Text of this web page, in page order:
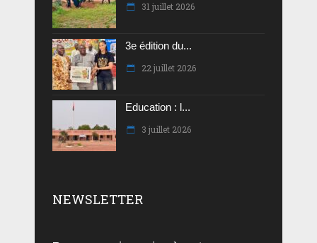
31 juillet 2026
3e édition du...
22 juillet 2026
Education : l...
3 juillet 2026
NEWSLETTER